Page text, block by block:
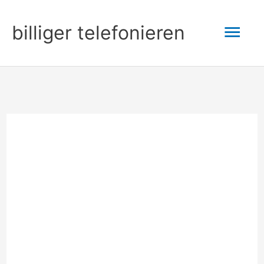
Inhalt
springen
billiger telefonieren